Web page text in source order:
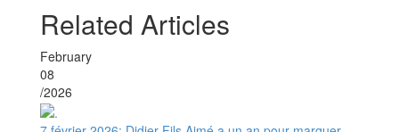
Related Articles
February
08
/2026